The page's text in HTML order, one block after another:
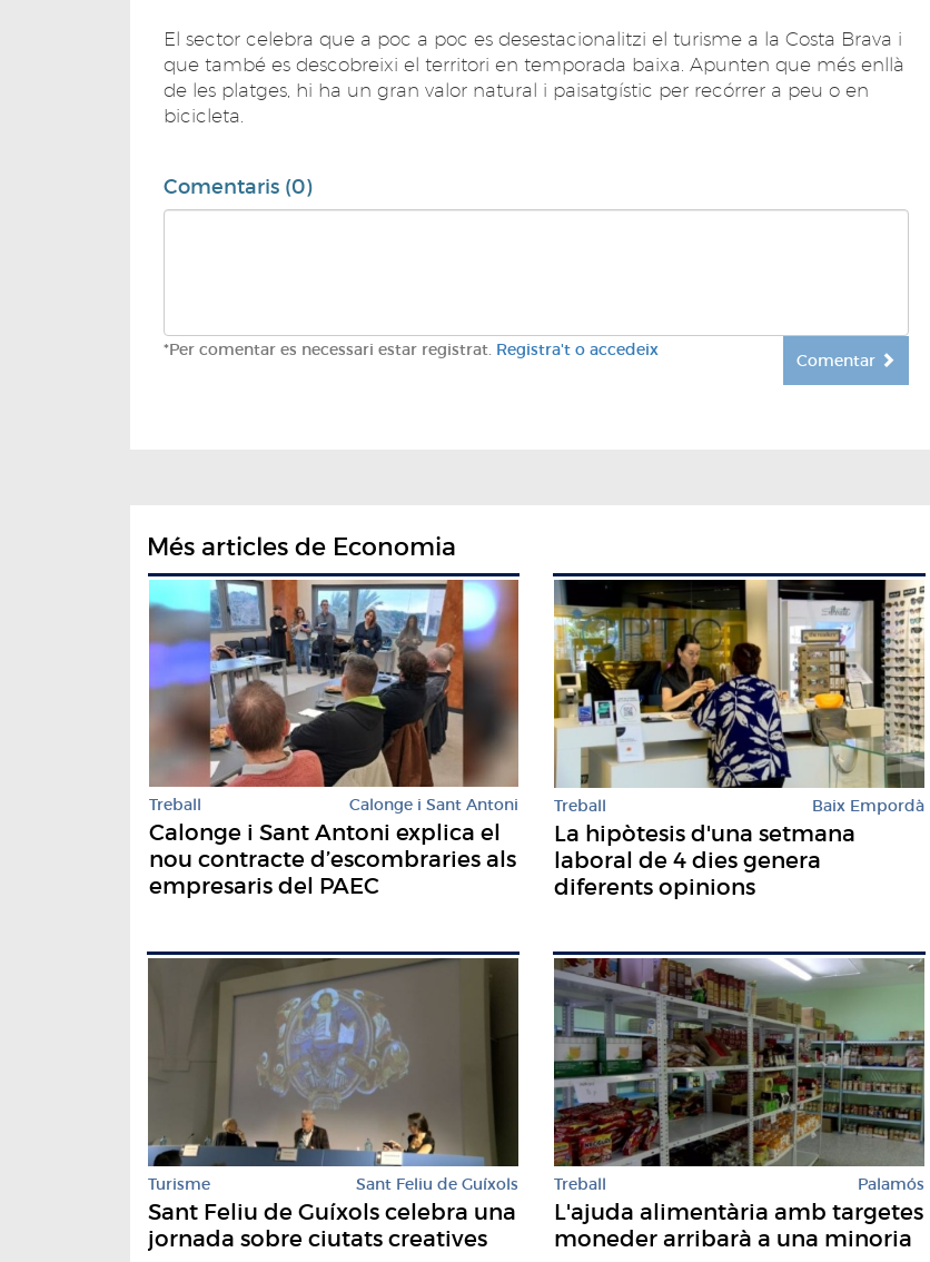
El sector celebra que a poc a poc es desestacionalitzi el turisme a la Costa Brava i
que també es descobreixi el territori en temporada baixa. Apunten que més enllà
de les platges, hi ha un gran valor natural i paisatgístic per recórrer a peu o en
bicicleta.
Comentaris (0)
*Per comentar es necessari estar registrat. Registra't o accedeix
Comentar
Més articles de Economia
Treball Calonge i Sant Antoni
Calonge i Sant Antoni explica el
nou contracte d’escombraries als
empresaris del PAEC
Treball Baix Empordà
La hipòtesis d'una setmana
laboral de 4 dies genera
diferents opinions
Turisme Sant Feliu de Guíxols
Sant Feliu de Guíxols celebra una
jornada sobre ciutats creatives
Treball Palamós
L'ajuda alimentària amb targetes
moneder arribarà a una minoria